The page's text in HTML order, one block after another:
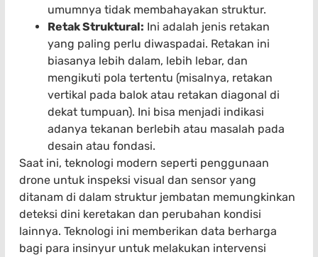
umumnya tidak membahayakan struktur.
Retak Struktural: Ini adalah jenis retakan
yang paling perlu diwaspadai. Retakan ini
biasanya lebih dalam, lebih lebar, dan
mengikuti pola tertentu (misalnya, retakan
vertikal pada balok atau retakan diagonal di
dekat tumpuan). Ini bisa menjadi indikasi
adanya tekanan berlebih atau masalah pada
desain atau fondasi.
Saat ini, teknologi modern seperti penggunaan
drone untuk inspeksi visual dan sensor yang
ditanam di dalam struktur jembatan memungkinkan
deteksi dini keretakan dan perubahan kondisi
lainnya. Teknologi ini memberikan data berharga
bagi para insinyur untuk melakukan intervensi